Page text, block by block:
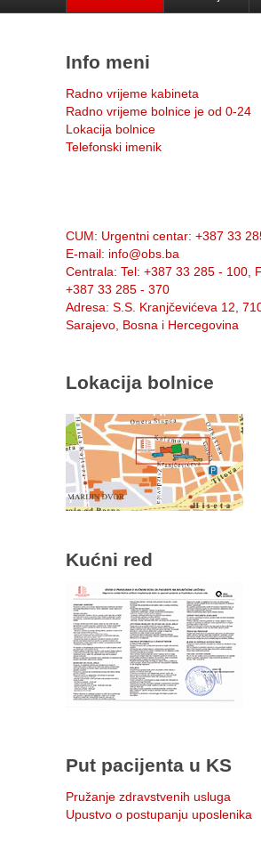
Info meni
Radno vrijeme kabineta
Radno vrijeme bolnice je od 0-24
Lokacija bolnice
Telefonski imenik
CUM: Urgentni centar: +387 33
E-mail: info@obs.ba
Centrala: Tel: +387 33 285 - 100,
+387 33 285 - 370
Adresa: S.S. Kranjčevićeva 12,
Sarajevo, Bosna i Hercegovina
Lokacija bolnice
Kućni red
Put pacijenta u KS
Pružanje zdravstvenih usluga
Upustvo o postupanju uposlenika